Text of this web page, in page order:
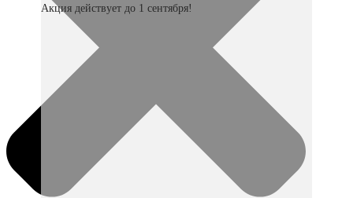
Акция действует до 1 сентября!